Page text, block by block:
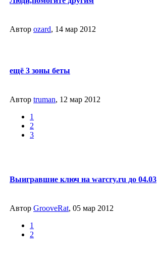
Автор ozard, 14 мар 2012
ещё 3 зоны беты
Автор truman, 12 мар 2012
1
2
3
Выигравшие ключ на warcry.ru до 04.03
Автор GrooveRat, 05 мар 2012
1
2